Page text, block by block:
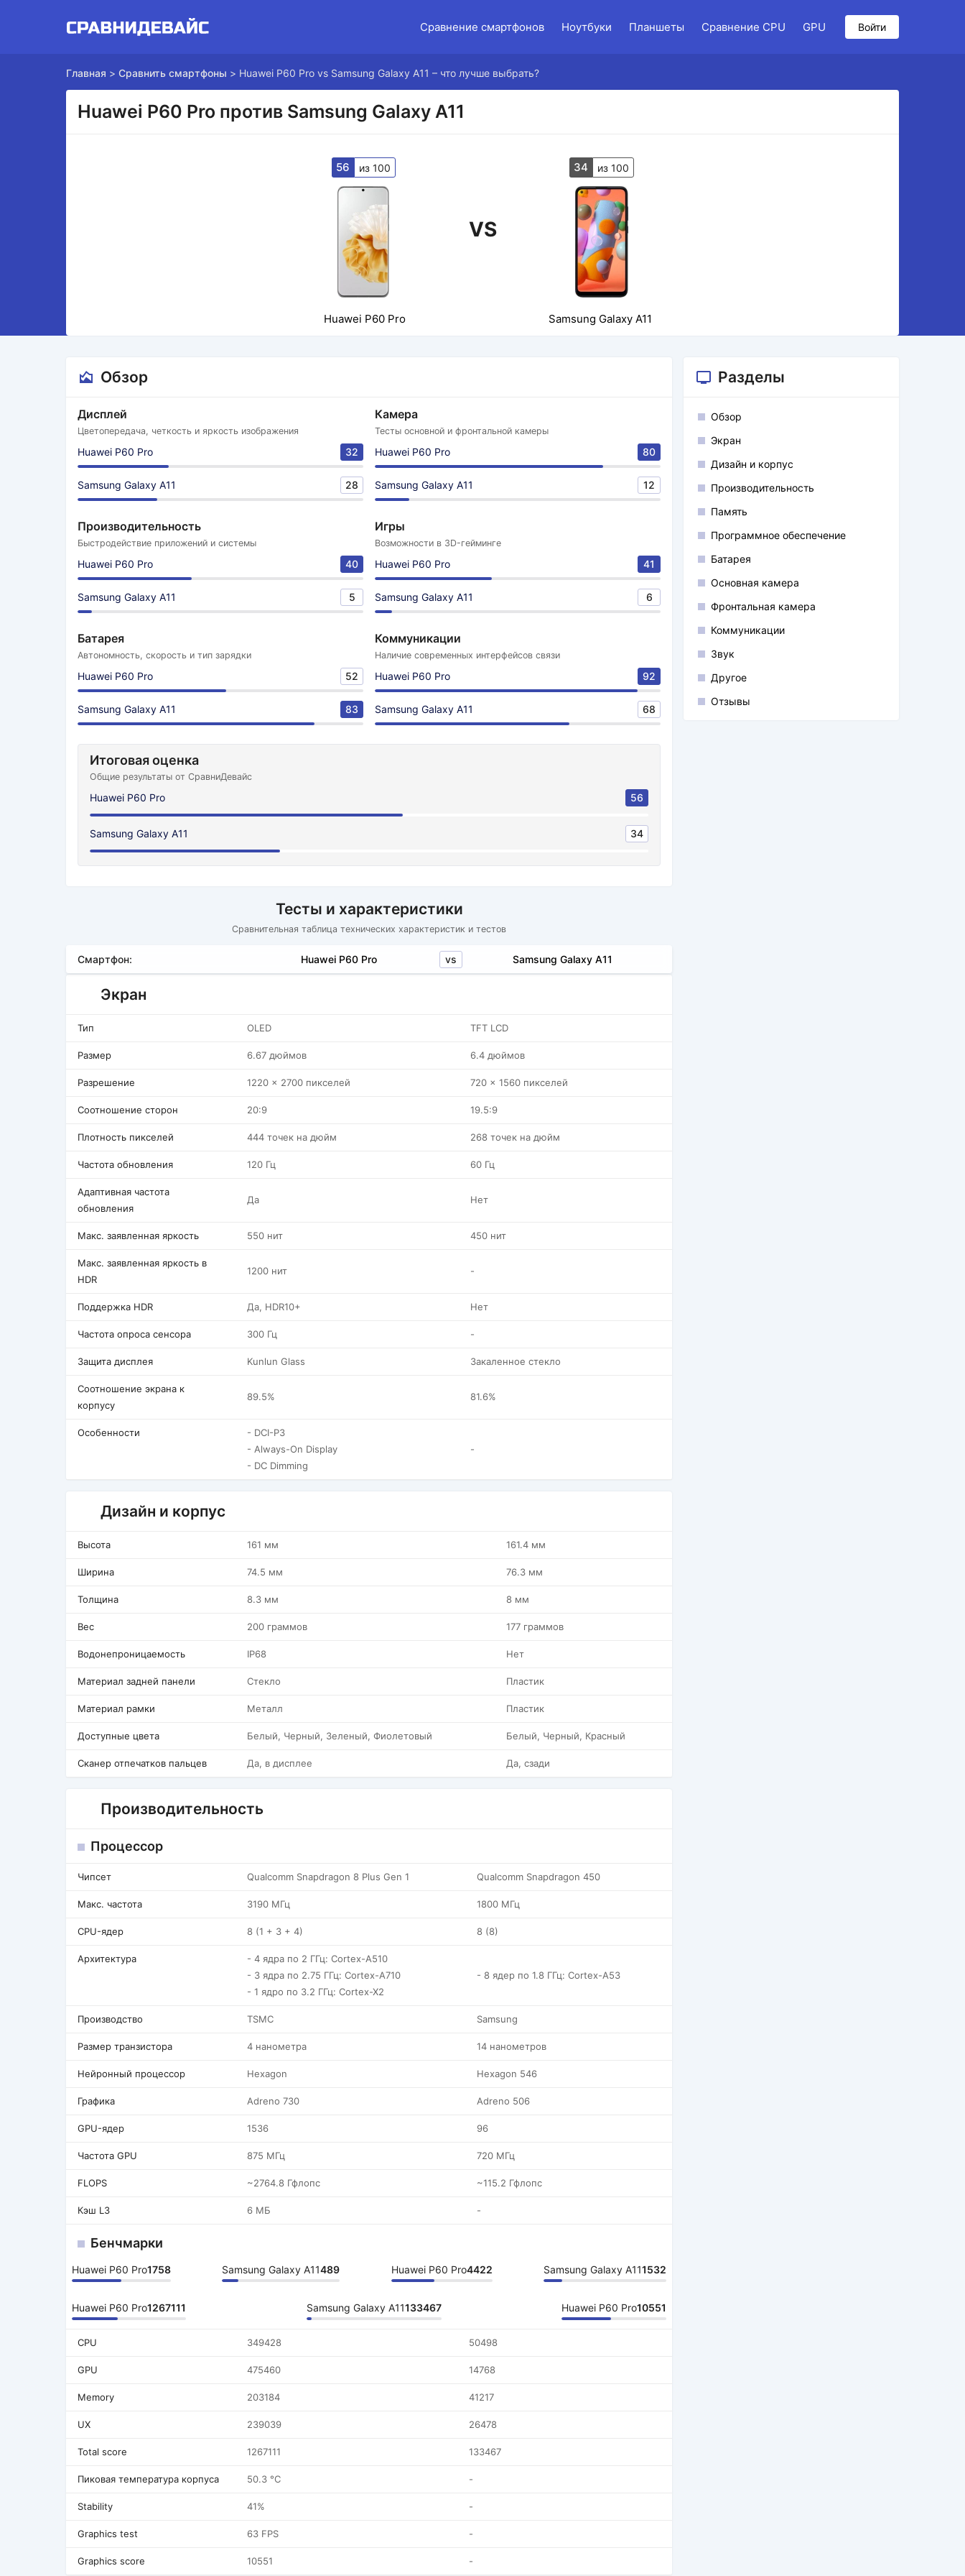
Сравнение смартфонов Ноутбуки Планшеты Сравнение CPU GPU Войти
Главная > Сравнить смартфоны > Huawei P60 Pro vs Samsung Galaxy A11 – что лучше выбрать?
Huawei P60 Pro против Samsung Galaxy A11
56 из 100
VS
34 из 100
Huawei P60 Pro Samsung Galaxy A11
Обзор
Дисплей
Цветопередача, четкость и яркость изображения
Huawei P60 Pro 32
Samsung Galaxy A11 28
Камера
Тесты основной и фронтальной камеры
Huawei P60 Pro 80
Samsung Galaxy A11 12
Производительность
Быстродействие приложений и системы
Huawei P60 Pro 40
Samsung Galaxy A11 5
Игры
Возможности в 3D-гейминге
Huawei P60 Pro 41
Samsung Galaxy A11 6
Батарея
Автономность, скорость и тип зарядки
Huawei P60 Pro 52
Samsung Galaxy A11 83
Коммуникации
Наличие современных интерфейсов связи
Huawei P60 Pro 92
Samsung Galaxy A11 68
Итоговая оценка
Общие результаты от СравниДевайс
Huawei P60 Pro 56
Samsung Galaxy A11 34
Тесты и характеристики
Сравнительная таблица технических характеристик и тестов
Смартфон: Huawei P60 Pro vs Samsung Galaxy A11
Экран
Тип OLED TFT LCD
Размер 6.67 дюймов 6.4 дюймов
Разрешение 1220 x 2700 пикселей 720 x 1560 пикселей
Соотношение сторон 20:9 19.5:9
Плотность пикселей 444 точек на дюйм 268 точек на дюйм
Частота обновления 120 Гц 60 Гц
Адаптивная частота
обновления
Да Нет
Макс. заявленная яркость 550 нит 450 нит
Макс. заявленная яркость в
HDR
1200 нит -
Поддержка HDR Да, HDR10+ Нет
Частота опроса сенсора 300 Гц -
Защита дисплея Kunlun Glass Закаленное стекло
Соотношение экрана к
корпусу
89.5% 81.6%
Особенности
- DCI-P3
- Always-On Display
- DC Dimming
-
Дизайн и корпус
Высота 161 мм 161.4 мм
Ширина 74.5 мм 76.3 мм
Толщина 8.3 мм 8 мм
Вес 200 граммов 177 граммов
Водонепроницаемость IP68 Нет
Материал задней панели Стекло Пластик
Материал рамки Металл Пластик
Доступные цвета Белый, Черный, Зеленый, Фиолетовый Белый, Черный, Красный
Сканер отпечатков пальцев Да, в дисплее Да, сзади
Производительность
Процессор
Чипсет Qualcomm Snapdragon 8 Plus Gen 1 Qualcomm Snapdragon 450
Макс. частота 3190 МГц 1800 МГц
CPU-ядер 8 (1 + 3 + 4) 8 (8)
Архитектура
- 4 ядра по 2 ГГц: Cortex-A510
- 3 ядра по 2.75 ГГц: Cortex-A710
- 1 ядро по 3.2 ГГц: Cortex-X2
- 8 ядер по 1.8 ГГц: Cortex-A53
Производство TSMC Samsung
Размер транзистора 4 нанометра 14 нанометров
Нейронный процессор Hexagon Hexagon 546
Графика Adreno 730 Adreno 506
GPU-ядер 1536 96
Частота GPU 875 МГц 720 МГц
FLOPS ~2764.8 Гфлопс ~115.2 Гфлопс
Кэш L3 6 МБ -
Бенчмарки
Huawei P60 Pro1758 Samsung Galaxy A11489 Huawei P60 Pro4422 Samsung Galaxy A111532
Huawei P60 Pro1267111 Samsung Galaxy A11133467 Huawei P60 Pro10551
CPU 349428 50498
GPU 475460 14768
Memory 203184 41217
UX 239039 26478
Total score 1267111 133467
Пиковая температура корпуса 50.3 °C -
Stability 41% -
Graphics test 63 FPS -
Graphics score 10551 -
Разделы
Обзор
Экран
Дизайн и корпус
Производительность
Память
Программное обеспечение
Батарея
Основная камера
Фронтальная камера
Коммуникации
Звук
Другое
Отзывы